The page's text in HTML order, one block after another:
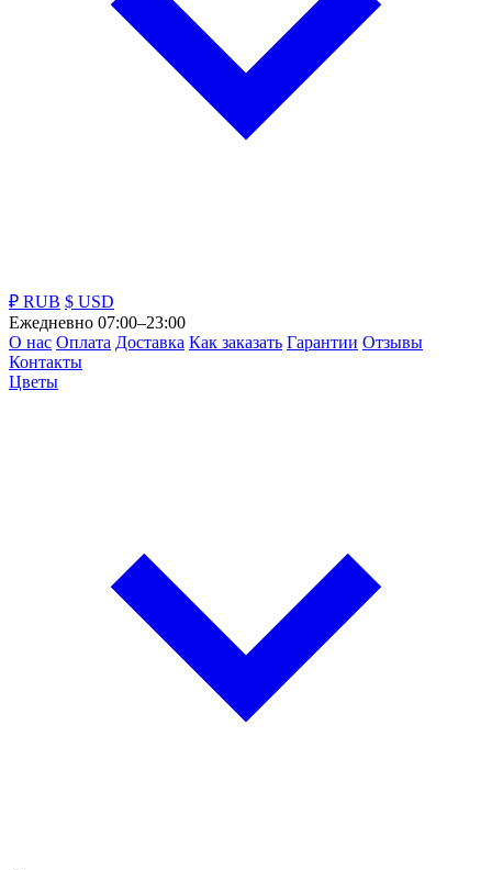
₽ RUB $ USD
Ежедневно 07:00–23:00
О нас Оплата Доставка Как заказать Гарантии Отзывы
Контакты
Цветы